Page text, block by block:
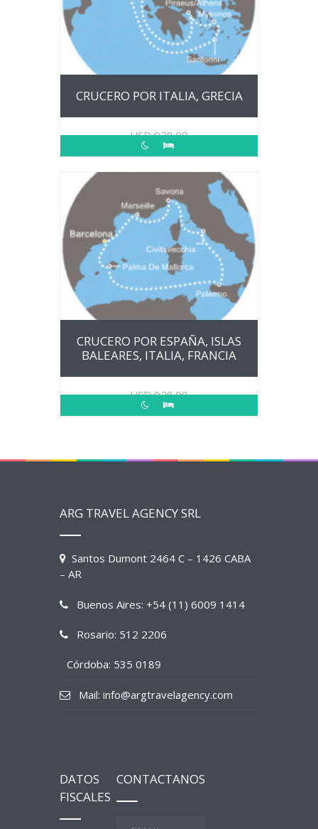
CRUCERO POR ITALIA, GRECIA
USD928.00
CRUCERO POR ESPAÑA, ISLAS
BALEARES, ITALIA, FRANCIA
USD928.00
ARG TRAVEL AGENCY SRL
Santos Dumont 2464 C – 1426 CABA
– AR
Buenos Aires: +54 (11) 6009 1414
Rosario: 512 2206
Córdoba: 535 0189
Mail: info@argtravelagency.com
DATOS
FISCALES
CONTACTANOS